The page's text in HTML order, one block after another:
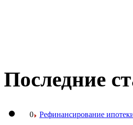
Последние
0 Рефинансирование